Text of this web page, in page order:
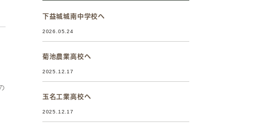
下益城城南中学校へ
2026.05.24
菊池農業高校へ
2025.12.17
玉名工業高校へ
2025.12.17